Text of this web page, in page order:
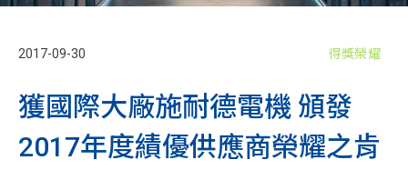
2017-09-30 得獎榮耀
獲國際大廠施耐德電機 頒發
2017年度績優供應商榮耀之肯